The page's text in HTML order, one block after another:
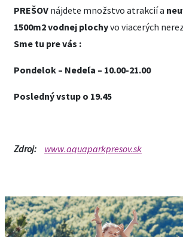
PREŠOV nájdete množstvo atrakcií a
1500m2 vodnej plochyvo viacerých
Sme tu pre vás :
Pondelok – Nedeľa – 10.00-21.00
Posledný vstup o 19.45
Zdroj: www.aquaparkpresov.sk